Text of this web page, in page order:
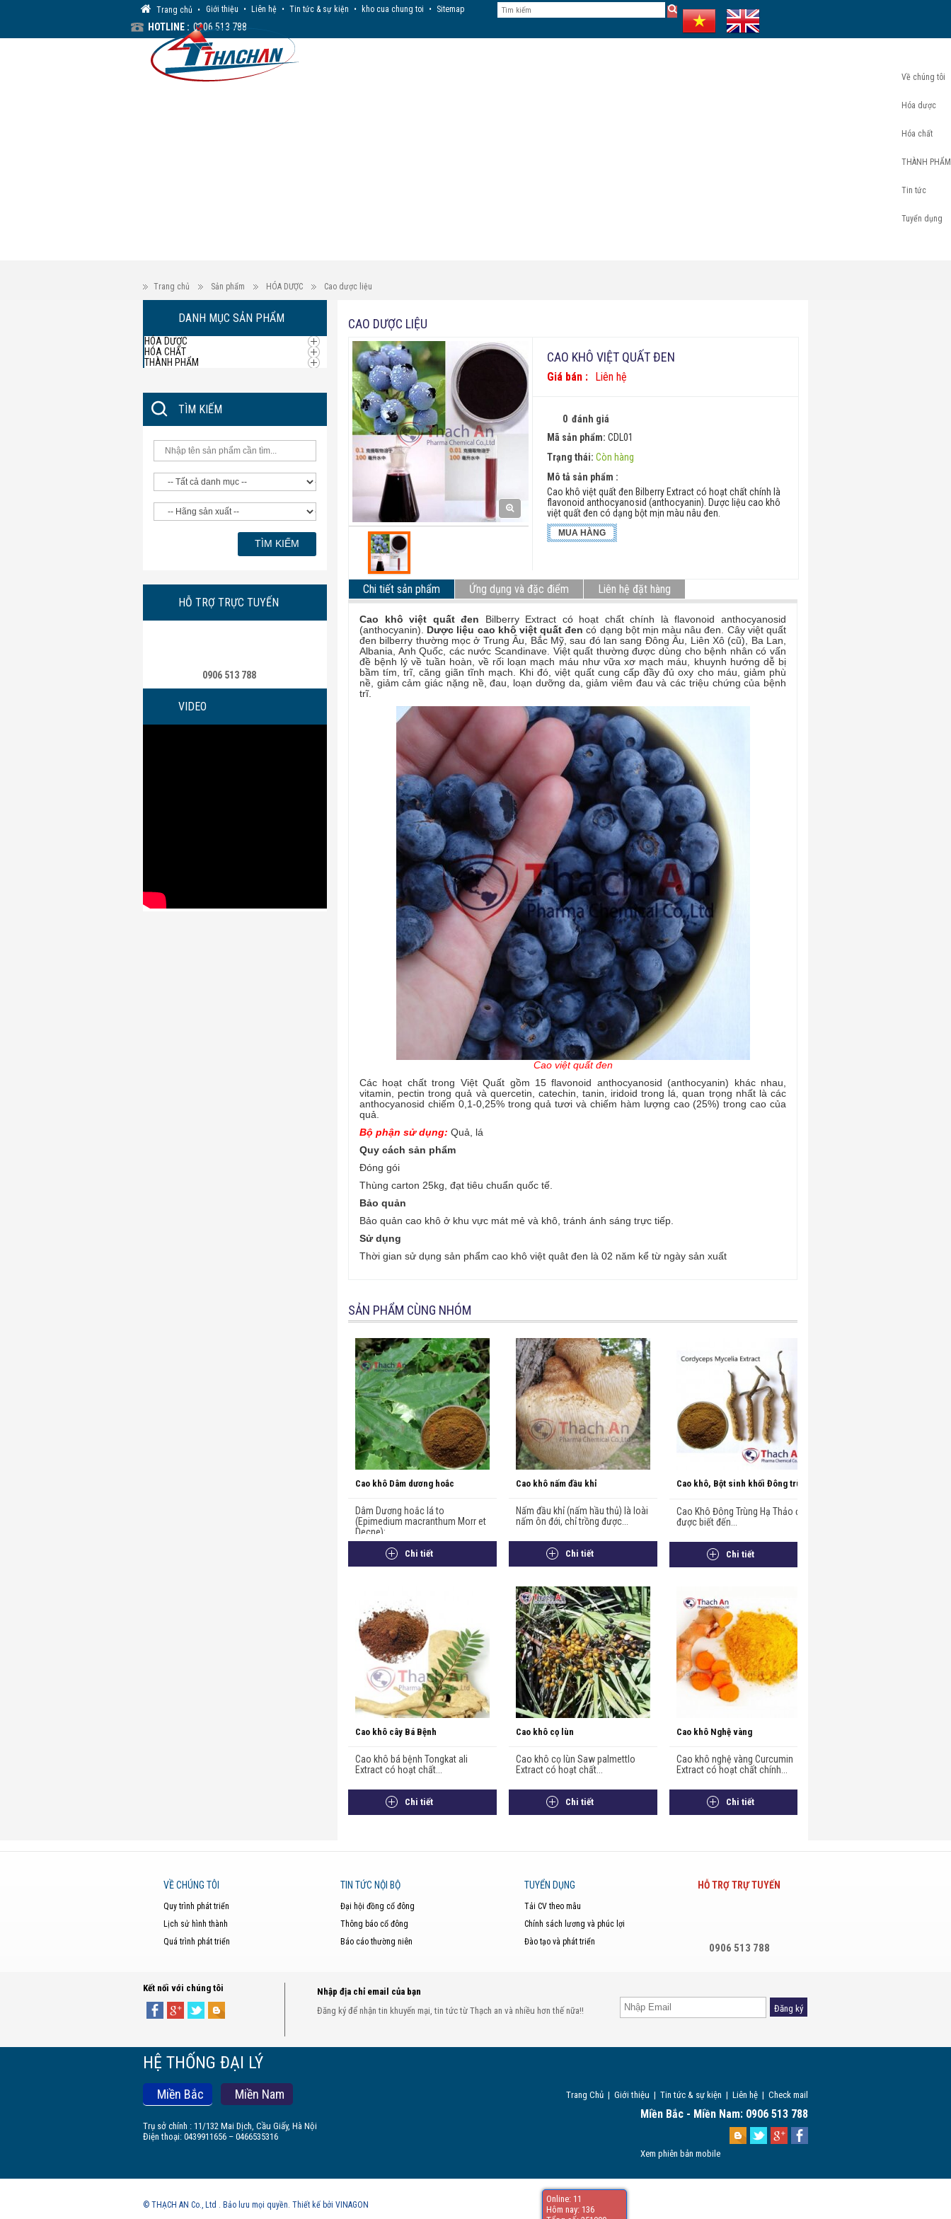
Trang chủ • Giới thiệu • Liên hệ • Tin tức & sự kiện • kho cua chung toi • Sitemap
HOTLINE : 0906 513 788
Về chúng tôi
Hóa dược
Hóa chất
THÀNH PHẨM
Tin tức
Tuyển dụng
Trang chủ Sản phẩm HÓA DƯỢC Cao dược liệu
DANH MỤC SẢN PHẨM
HÓA DƯỢC
HÓA CHẤT
THÀNH PHẨM
TÌM KIẾM
HỖ TRỢ TRỰC TUYẾN
0906 513 788
VIDEO
CAO DƯỢC LIỆU
CAO KHÔ VIỆT QUẤT ĐEN
Giá bán : Liên hệ
0 đánh giá
Mã sản phẩm: CDL01
Trạng thái: Còn hàng
Mô tả sản phẩm :
Cao khô việt quất đen Bilberry Extract có hoạt chất chính là
flavonoid anthocyanosid (anthocyanin). Dược liệu cao khô
việt quất đen có dạng bột mịn màu nâu đen.
MUA HÀNG
Chi tiết sản phẩm Ứng dụng và đặc điểm Liên hệ đặt hàng
Cao khô việt quất đen Bilberry Extract có hoạt chất chính là flavonoid anthocyanosid
(anthocyanin). Dược liệu cao khô việt quất đen có dạng bột mịn màu nâu đen. Cây việt quất
đen bilberry thường mọc ở Trung Âu, Bắc Mỹ, sau đó lan sang Đông Âu, Liên Xô (cũ), Ba Lan,
Albania, Anh Quốc, các nước Scandinave. Việt quất thường được dùng cho bệnh nhân có vấn
đề bệnh lý về tuần hoàn, về rối loạn mạch máu như vữa xơ mạch máu, khuynh hướng dễ bị
bầm tím, trĩ, căng giãn tĩnh mạch. Khi đó, việt quất cung cấp đầy đủ oxy cho máu, giảm phù
nề, giảm cảm giác nặng nề, đau, loạn dưỡng da, giảm viêm đau và các triệu chứng của bệnh
trĩ.
Cao việt quất đen
Các hoạt chất trong Việt Quất gồm 15 flavonoid anthocyanosid (anthocyanin) khác nhau,
vitamin, pectin trong quả và quercetin, catechin, tanin, iridoid trong lá, quan trọng nhất là các
anthocyanosid chiếm 0,1-0,25% trong quả tươi và chiếm hàm lượng cao (25%) trong cao của
quả.
Bộ phận sử dụng: Quả, lá
Quy cách sản phẩm
Đóng gói
Thùng carton 25kg, đạt tiêu chuẩn quốc tế.
Bảo quản
Bảo quản cao khô ở khu vực mát mẻ và khô, tránh ánh sáng trực tiếp.
Sử dụng
Thời gian sử dụng sản phẩm cao khô việt quât đen là 02 năm kể từ ngày sản xuất
SẢN PHẨM CÙNG NHÓM
Cao khô Dâm dương hoắc
Dâm Dương hoắc lá to
(Epimedium macranthum Morr et
Decne):...
Chi tiết
Cao khô nấm đầu khỉ
Nấm đầu khỉ (nấm hầu thủ) là loài
nấm ôn đới, chỉ trồng được...
Chi tiết
Cao khô, Bột sinh khối Đông trùng
hạ thảo
Cao Khô Đông Trùng Hạ Thảo đã
được biết đến...
Chi tiết
Cao khô cây Bá Bệnh
Cao khô bá bệnh Tongkat ali
Extract có hoạt chất...
Chi tiết
Cao khô cọ lùn
Cao khô cọ lùn Saw palmettlo
Extract có hoạt chất...
Chi tiết
Cao khô Nghệ vàng
Cao khô nghệ vàng Curcumin
Extract có hoạt chất chính...
Chi tiết
VỀ CHÚNG TÔI
Quy trình phát triển
Lịch sử hình thành
Quá trình phát triển
TIN TỨC NỘI BỘ
Đại hội đồng cổ đông
Thông báo cổ đông
Báo cáo thường niên
TUYỂN DỤNG
Tải CV theo mẫu
Chính sách lương và phúc lợi
Đào tạo và phát triển
HỖ TRỢ TRỰ TUYẾN
0906 513 788
Kết nối với chúng tôi
Nhập địa chỉ email của bạn
Đăng ký để nhận tin khuyến mại, tin tức từ Thạch an và nhiều hơn thế nữa!!
Đăng ký
HỆ THỐNG ĐẠI LÝ
Miền Bắc Miền Nam
Trụ sở chính : 11/132 Mai Dịch, Cầu Giấy, Hà Nội
Điện thoại: 0439911656 – 0466535316
Trang Chủ | Giới thiệu | Tin tức & sự kiện | Liên hệ | Check mail
Miền Bắc - Miền Nam: 0906 513 788
Xem phiên bản mobile
© THẠCH AN Co., Ltd . Bảo lưu mọi quyền. Thiết kế bởi VINAGON
Online: 11
Hôm nay: 136